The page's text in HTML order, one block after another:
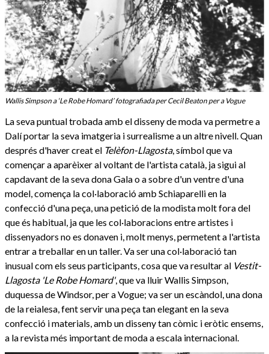
Wallis Simpson a ‘Le Robe Homard’ fotografiada per Cecil Beaton per a Vogue
La seva puntual trobada amb el disseny de moda va permetre a
Dalí portar la seva imatgeria i surrealisme a un altre nivell. Quan
després d'haver creat el Telèfon-Llagosta, símbol que va
començar a aparèixer al voltant de l'artista català, ja sigui al
capdavant de la seva dona Gala o a sobre d'un ventre d'una
model, comença la col·laboració amb Schiaparelli en la
confecció d'una peça, una petició de la modista molt fora del
que és habitual, ja que les col·laboracions entre artistes i
dissenyadors no es donaven i, molt menys, permetent a l'artista
entrar a treballar en un taller. Va ser una col·laboració tan
inusual com els seus participants, cosa que va resultar al Vestit-
Llagosta 'Le Robe Homard', que va lluir Wallis Simpson,
duquessa de Windsor, per a Vogue; va ser un escàndol, una dona
de la reialesa, fent servir una peça tan elegant en la seva
confecció i materials, amb un disseny tan còmic i eròtic ensems,
a la revista més important de moda a escala internacional.